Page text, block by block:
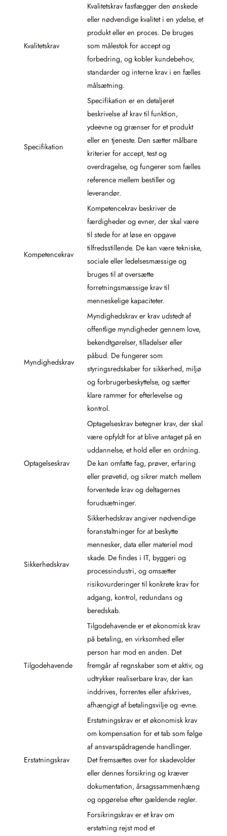
Kvalitetskrav
Kvalitetskrav fastlægger den ønskede
eller nødvendige kvalitet i en ydelse, et
produkt eller en proces. De bruges
som målestok for accept og
forbedring, og kobler kundebehov,
standarder og interne krav i en fælles
målsætning.
Specifikation
Specifikation er en detaljeret
beskrivelse af krav til funktion,
ydeevne og grænser for et produkt
eller en tjeneste. Den sætter målbare
kriterier for accept, test og
overdragelse, og fungerer som fælles
reference mellem bestiller og
leverandør.
Kompetencekrav
Kompetencekrav beskriver de
færdigheder og evner, der skal være
til stede for at løse en opgave
tilfredsstillende. De kan være tekniske,
sociale eller ledelsesmæssige og
bruges til at oversætte
forretningsmæssige krav til
menneskelige kapaciteter.
Myndighedskrav
Myndighedskrav er krav udstedt af
offentlige myndigheder gennem love,
bekendtgørelser, tilladelser eller
påbud. De fungerer som
styringsredskaber for sikkerhed, miljø
og forbrugerbeskyttelse, og sætter
klare rammer for efterlevelse og
kontrol.
Optagelseskrav
Optagelseskrav betegner krav, der skal
være opfyldt for at blive antaget på en
uddannelse, et hold eller en ordning.
De kan omfatte fag, prøver, erfaring
eller prøvetid, og sikrer match mellem
forventede krav og deltagernes
forudsætninger.
Sikkerhedskrav
Sikkerhedskrav angiver nødvendige
foranstaltninger for at beskytte
mennesker, data eller materiel mod
skade. De findes i IT, byggeri og
processindustri, og omsætter
risikovurderinger til konkrete krav for
adgang, kontrol, redundans og
beredskab.
Tilgodehavende
Tilgodehavende er et økonomisk krav
på betaling, en virksomhed eller
person har mod en anden. Det
fremgår af regnskaber som et aktiv, og
udtrykker realiserbare krav, der kan
inddrives, forrentes eller afskrives,
afhængigt af betalingsvilje og -evne.
Erstatningskrav
Erstatningskrav er et økonomisk krav
om kompensation for et tab som følge
af ansvarspådragende handlinger.
Det fremsættes over for skadevolder
eller dennes forsikring og kræver
dokumentation, årsagssammenhæng
og opgørelse efter gældende regler.
Forsikringskrav er et krav om
erstatning rejst mod et